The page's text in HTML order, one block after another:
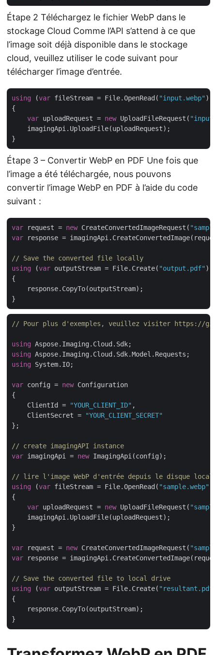
Étape 2 Téléchargez le fichier WebP dans le
stockage Cloud Comme l’API s’attend à ce que
l’image soit déjà disponible dans le stockage
cloud, veuillez utiliser le code suivant pour
télécharger l’image d’entrée.
using (var fileStream = File.OpenRead( "input.webp" ))
{
var uploadRequest = new UploadFileRequest(
    imagingApi.UploadFile(uploadRequest);
Étape 3 – Convertir WebP en PDF Une fois que
l’image a été téléchargée, nous pouvons
convertir l’image WebP en PDF à l’aide du code
suivant :
var request = new CreateConvertedImageRequest(
var response =
// Save the converted file locally
using (var outputStream = File.Create( "output.pdf" ))
{
    response.CopyTo(outputStream);
// Pour plus d'exemples, veuillez visiter https://
using
using
using System.IO;
var config = new Configuration
{
    ClientId =
"YOUR_CLIENT_ID" ,
    ClientSecret =
"YOUR_CLIENT_SECRET"
};
// create imagingAPI instance
var imagingApi = new ImagingApi(config);
// lire l'image WebP d'entrée depuis le disque local
using (var fileStream = File.OpenRead( "sample.webp"
{
var uploadRequest = new UploadFileRequest(
    imagingApi.UploadFile(uploadRequest);
}
var request = new CreateConvertedImageRequest(
var response =
// Save the converted file to local drive
using (var outputStream = File.Create( "resultant.pdf"
{
    response.CopyTo(outputStream);